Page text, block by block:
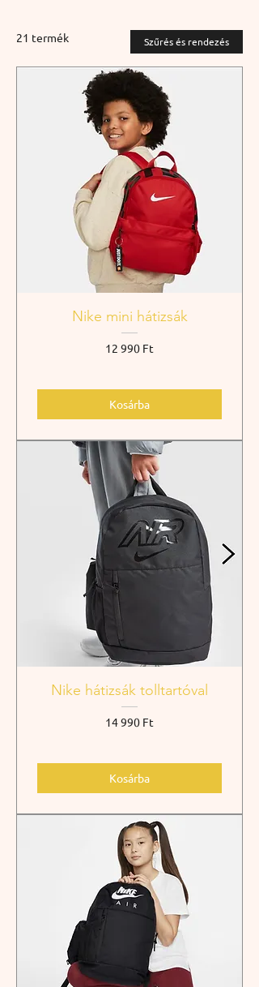
21 termék Szűrés és rendezés
Nike mini hátizsák
Ár
12 990 Ft
Kosárba
Nike hátizsák tolltartóval
Ár
14 990 Ft
Kosárba